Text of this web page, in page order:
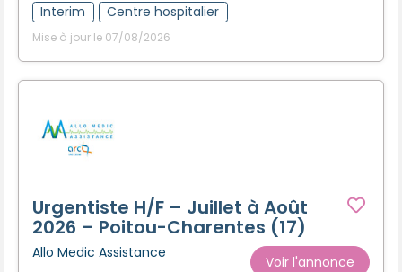
Interim
Centre hospitalier
Mise à jour le 07/08/2026
Urgentiste H/F – Juillet à Août
2026 – Poitou-Charentes (17)
Allo Medic Assistance
Voir l'annonce